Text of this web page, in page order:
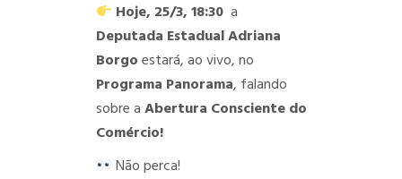
Hoje, 25/3, 18:30a
Deputada Estadual Adriana
Borgoestará, ao vivo, no
Programa Panorama, falando
sobre aAbertura Consciente do
Comércio!
Não perca!